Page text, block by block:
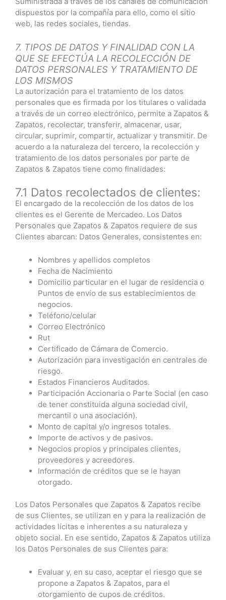
dispuestos por la compañía para ello, como el sitio
web, las redes sociales, tiendas.
7. TIPOS DE DATOS Y FINALIDAD CON LA
QUE SE EFECTÚA LA RECOLECCIÓN DE
DATOS PERSONALES Y TRATAMIENTO DE
LOS MISMOS
La autorización para el tratamiento de los datos
personales que es firmada por los titulares o validada
a través de un correo electrónico, permite a Zapatos &
Zapatos, recolectar, transferir, almacenar, usar,
circular, suprimir, compartir, actualizar y transmitir. De
acuerdo a la naturaleza del tercero, la recolección y
tratamiento de los datos personales por parte de
Zapatos & Zapatos tiene como finalidades:
7.1 Datos recolectados de clientes:
El encargado de la recolección de los datos de los
clientes es el Gerente de Mercadeo. Los Datos
Personales que Zapatos & Zapatos requiere de sus
Clientes abarcan: Datos Generales, consistentes en:
Nombres y apellidos completos
Fecha de Nacimiento
Domicilio particular en el lugar de residencia o
Puntos de envío de sus establecimientos de
negocios.
Teléfono/celular
Correo Electrónico
Rut
Certificado de Cámara de Comercio.
Autorización para investigación en centrales de
riesgo.
Estados Financieros Auditados.
Participación Accionaria o Parte Social (en caso
de tener constituida alguna sociedad civil,
mercantil o una asociación).
Monto de capital y/o ingresos totales.
Importe de activos y de pasivos.
Negocios propios y principales clientes,
proveedores y acreedores.
Información de créditos que se le hayan
otorgado.
Los Datos Personales que Zapatos & Zapatos recibe
de sus Clientes, se utilizan en y para la realización de
actividades lícitas e inherentes a su naturaleza y
objeto social. En ese sentido, Zapatos & Zapatos utiliza
los Datos Personales de sus Clientes para:
Evaluar y, en su caso, aceptar el riesgo que se
propone a Zapatos & Zapatos, para el
otorgamiento de cupos de créditos.